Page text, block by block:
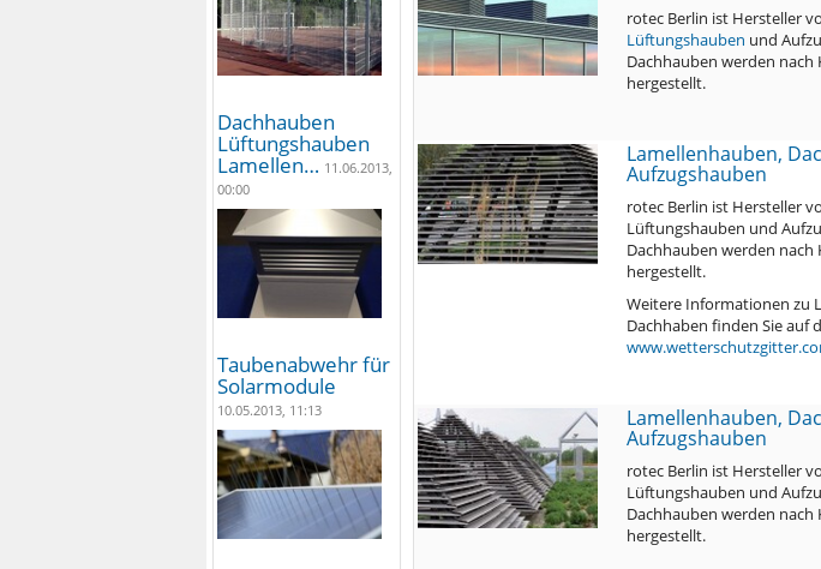
Dachhauben
Lüftungshauben
Lamellen… 11.06.2013,
00:00
Taubenabwehr für
Solarmodule
10.05.2013, 11:13
rotec Berlin ist Hersteller
Lüftungshauben und
Dachhauben werden nach
hergestellt.
Lamellenhauben,
Aufzugshauben
rotec Berlin ist Hersteller
Lüftungshauben und
Dachhauben werden nach
hergestellt.
Weitere Informationen zu
Dachhaben finden Sie auf
Lamellenhauben,
Aufzugshauben
rotec Berlin ist Hersteller
Lüftungshauben und
Dachhauben werden nach
hergestellt.